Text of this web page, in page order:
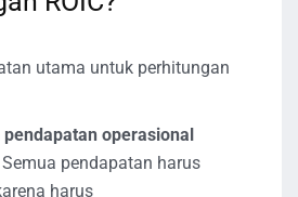
utama untuk perhitungan
operasional
Semua pendapatan harus
harus